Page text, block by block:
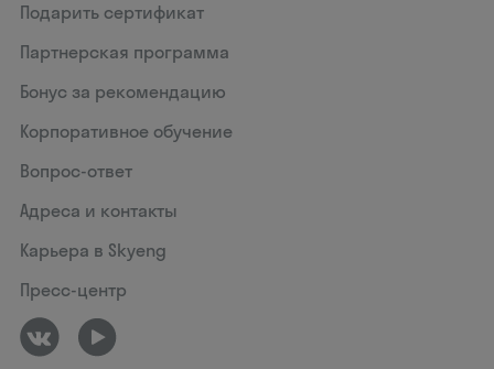
Подарить сертификат
Партнерская программа
Бонус за рекомендацию
Корпоративное обучение
Вопрос-ответ
Адреса и контакты
Карьера в Skyeng
Пресс-центр